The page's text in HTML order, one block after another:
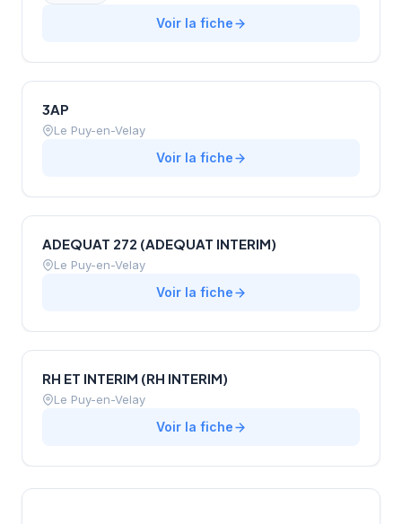
Voir la fiche
3AP
Le Puy-en-Velay
Voir la fiche
ADEQUAT 272 (ADEQUAT INTERIM)
Le Puy-en-Velay
Voir la fiche
RH ET INTERIM (RH INTERIM)
Le Puy-en-Velay
Voir la fiche